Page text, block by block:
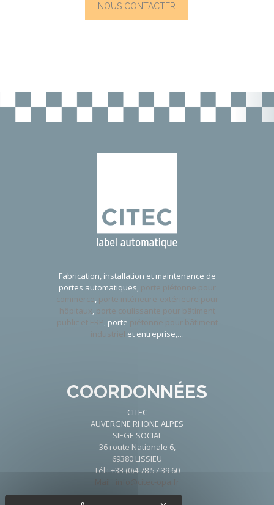
NOUS CONTACTER
Fabrication, installation et maintenance de
portes automatiques, porte piétonne pour
commerce, porte intérieure-extérieure pour
hôpitaux, porte coulissante pour bâtiment
public et ERP, porte piétonne pour bâtiment
industriel et entreprise,…
COORDONNÉES
CITEC
AUVERGNE RHONE ALPES
SIEGE SOCIAL
36 route Nationale 6,
69380 LISSIEU
Tél : +33 (0)4 78 57 39 60
Mail : info@citec-opa.fr